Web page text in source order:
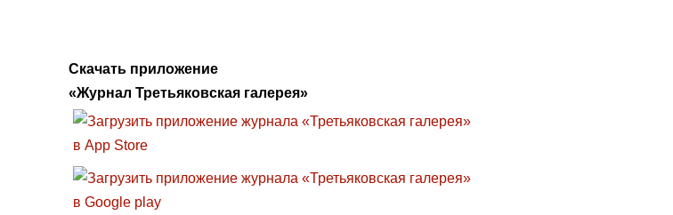
Скачать приложение
«Журнал Третьяковская галерея»